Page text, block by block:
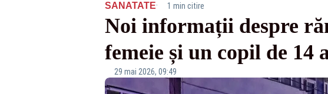
SANATATE· 1 min citire
Noi informații despre
femeie și un copil de 14
29 mai 2026, 09:49